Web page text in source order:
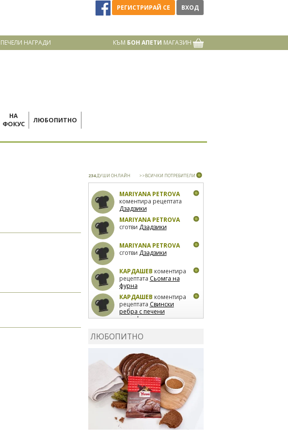
РЕГИСТРИРАЙ СЕ ВХОД
ПЕЧЕЛИ НАГРАДИ КЪМ БОН АПЕТИ МАГАЗИН
НА
ФОКУС
ЛЮБОПИТНО
234ДУШИ ОНЛАЙН >>ВСИЧКИ ПОТРЕБИТЕЛИ
MARIYANA PETROVA
коментира рецептата
Дзадзики
MARIYANA PETROVA
сготви Дзадзики
MARIYANA PETROVA
сготви Дзадзики
КАРДАШЕВ коментира
рецептата Сьомга на
фурна
КАРДАШЕВ коментира
рецептата Свински
ребра с печени
картофи
лимон
коментира рецептата
Киноа със зеленчуци
ЛЮБОПИТНО